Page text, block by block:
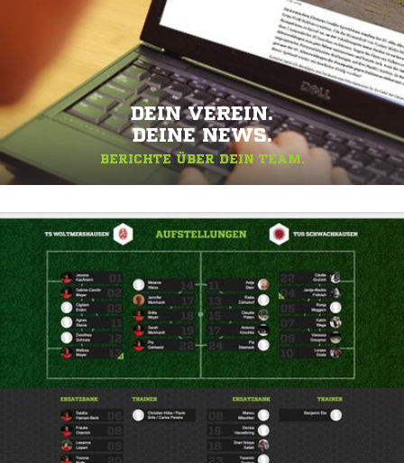
DEIN VEREIN.
DEINE NEWS.
BERICHTE ÜBER DEIN TEAM.